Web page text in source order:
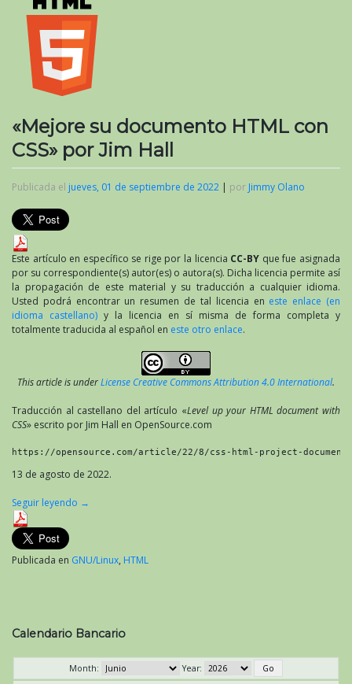
«Mejore su documento HTML con
CSS» por Jim Hall
Publicada el jueves, 01 de septiembre de 2022 | por Jimmy Olano
Este artículo en específico se rige por la licencia CC-BY que fue asignada
por su correspondiente(s) autor(es) o autora(s). Dicha licencia permite así
la propagación de este material y su traducción a cualquier idioma.
Usted podrá encontrar un resumen de tal licencia en este enlace (en
idioma castellano) y la licencia en sí misma de forma completa y
totalmente traducida al español en este otro enlace.
This article is underLicense Creative Commons Attribution 4.0 International.
Traducción al castellano del artículo «Level up your HTML document with
CSS» escrito por Jim Hall en OpenSource.com
https://opensource.com/article/22/8/css-html-project-
13 de agosto de 2022.
Seguir leyendo →
Publicada en GNU/Linux, HTML
Calendario Bancario
Month:
Year: